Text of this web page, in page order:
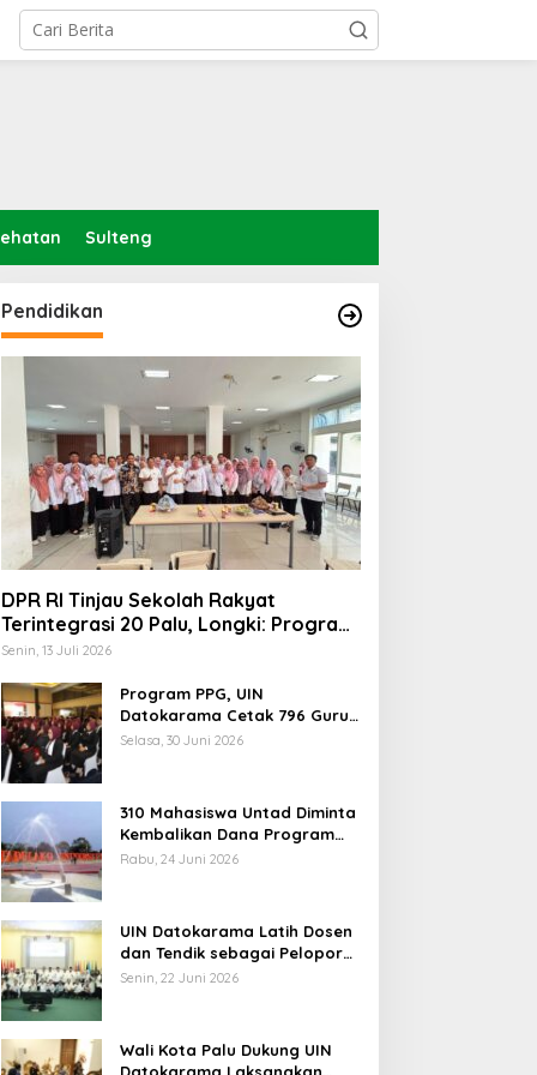
Sulteng
Pendidikan
DPR RI Tinjau Sekolah Rakyat
Terintegrasi 20 Palu, Longki: Program
Prabowo Angkat Martabat Anak
Senin, 13 Juli 2026
Program PPG, UIN
Datokarama Cetak 796 Guru
Profesional
Selasa, 30 Juni 2026
310 Mahasiswa Untad Diminta
Kembalikan Dana Program
Berani Cerdas, Kadisdik
Rabu, 24 Juni 2026
UIN Datokarama Latih Dosen
dan Tendik sebagai Pelopor
Moderasi Beragama
Senin, 22 Juni 2026
Wali Kota Palu Dukung UIN